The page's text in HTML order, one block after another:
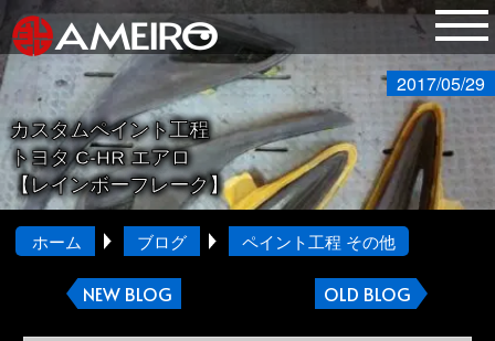
カスタムペイント工程
トヨタ C-HR エアロ
【レインボーフレーク】
2017/05/29
ホーム ブログ ペイント工程 その他
NEW BLOG OLD BLOG